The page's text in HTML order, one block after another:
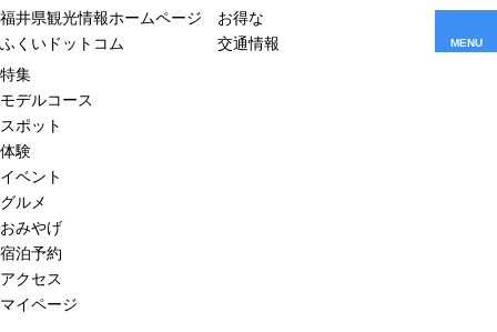
福井県観光情報ホームページ
ふくいドットコム
お得な
交通情報
MENU
特集
モデルコース
スポット
体験
イベント
グルメ
おみやげ
宿泊予約
アクセス
マイページ